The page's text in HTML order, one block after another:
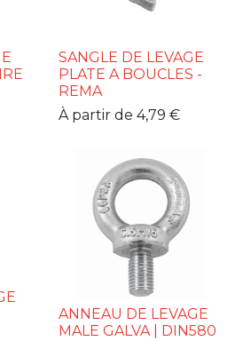
SANGLE DE LEVAGE
PLATE A BOUCLES -
REMA
À partir de 4,79 €
ANNEAU DE LEVAGE
MALE GALVA | DIN580